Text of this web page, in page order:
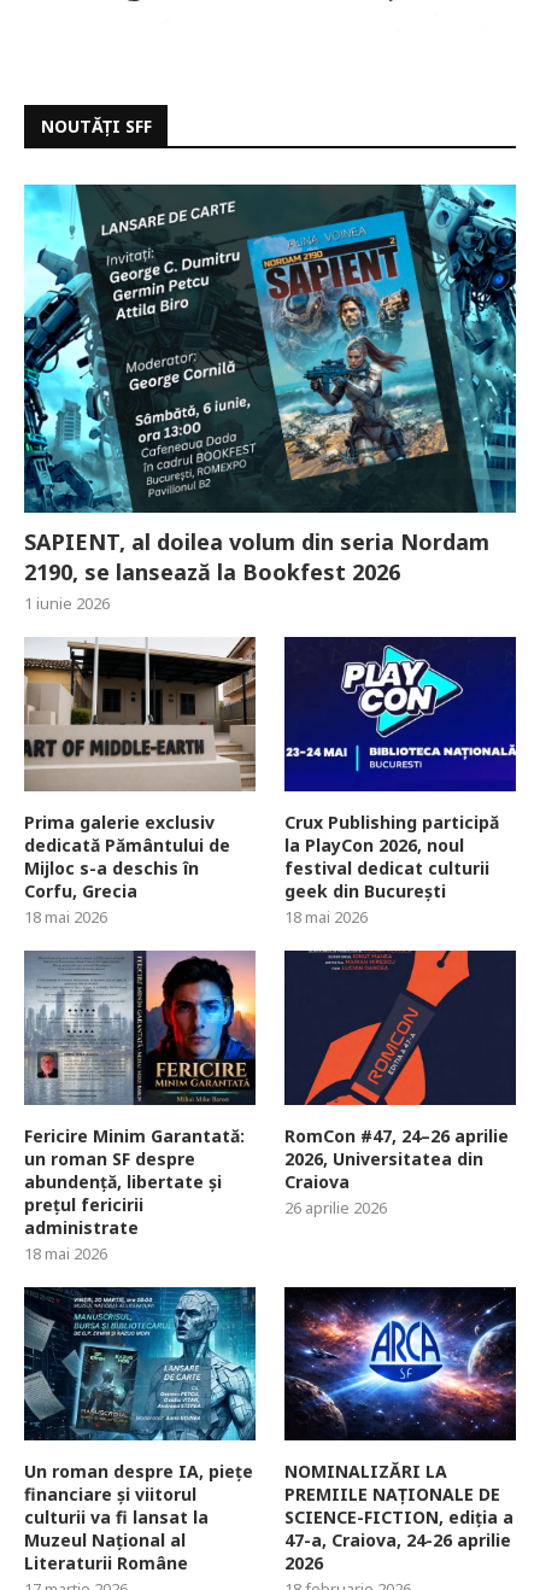
NOUTĂȚI SFF
SAPIENT, al doilea volum din seria Nordam
2190, se lansează la Bookfest 2026
1 iunie 2026
Prima galerie exclusiv
dedicată Pământului de
Mijloc s-a deschis în
Corfu, Grecia
18 mai 2026
Crux Publishing participă
la PlayCon 2026, noul
festival dedicat culturii
geek din București
18 mai 2026
Fericire Minim Garantată:
un roman SF despre
abundență, libertate și
prețul fericirii
administrate
18 mai 2026
RomCon #47, 24–26 aprilie
2026, Universitatea din
Craiova
26 aprilie 2026
Un roman despre IA, piețe
financiare și viitorul
culturii va fi lansat la
Muzeul Național al
Literaturii Române
NOMINALIZĂRI LA
PREMIILE NAȚIONALE DE
SCIENCE-FICTION, ediția a
47-a, Craiova, 24-26 aprilie
2026